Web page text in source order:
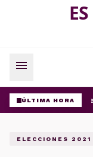
menu
ÚLTIMA HORA
ELECCIONES 2021